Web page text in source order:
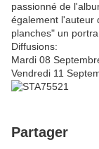
passionné de
également l'auteur
planches" un
Diffusions:
Mardi 08
Vendredi 11
Partager